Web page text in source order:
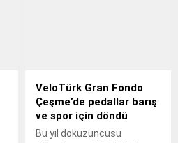
VeloTürk Gran Fondo
Çeşme’de pedallar barış
ve spor için döndü
Bu yıl dokuzuncusu